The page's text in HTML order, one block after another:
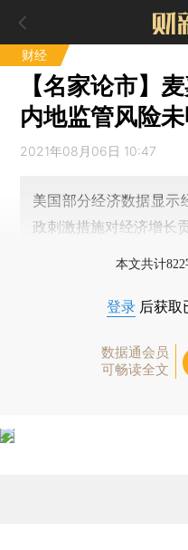
财经
【名家论市】
内地监管风险
2021年08月06日 10:47
美国部分经济数据显示
政刺激措施对经济增长
本文共计
登录 后获取
数据通会员
可畅读全文